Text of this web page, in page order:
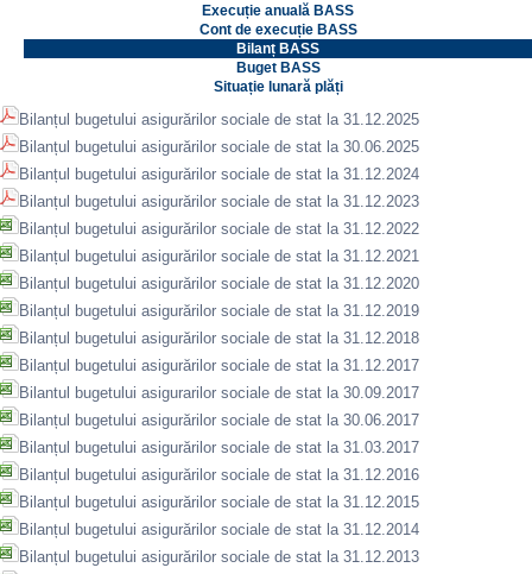
Execuție anuală BASS
Cont de execuție BASS
Bilanț BASS
Buget BASS
Situație lunară plăți
Bilanțul bugetului asigurărilor sociale de stat la 31.12.2025
Bilanțul bugetului asigurărilor sociale de stat la 30.06.2025
Bilanțul bugetului asigurărilor sociale de stat la 31.12.2024
Bilanțul bugetului asigurărilor sociale de stat la 31.12.2023
Bilanțul bugetului asigurărilor sociale de stat la 31.12.2022
Bilanțul bugetului asigurărilor sociale de stat la 31.12.2021
Bilanțul bugetului asigurărilor sociale de stat la 31.12.2020
Bilanțul bugetului asigurărilor sociale de stat la 31.12.2019
Bilanțul bugetului asigurărilor sociale de stat la 31.12.2018
Bilanțul bugetului asigurărilor sociale de stat la 31.12.2017
Bilantul bugetului asigurarilor sociale de stat la 30.09.2017
Bilanțul bugetului asigurărilor sociale de stat la 30.06.2017
Bilanțul bugetului asigurărilor sociale de stat la 31.03.2017
Bilanțul bugetului asigurărilor sociale de stat la 31.12.2016
Bilanțul bugetului asigurărilor sociale de stat la 31.12.2015
Bilanțul bugetului asigurărilor sociale de stat la 31.12.2014
Bilanțul bugetului asigurărilor sociale de stat la 31.12.2013